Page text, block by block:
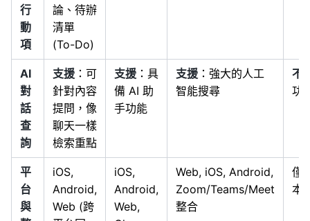
行
動
項
論、待辦
清單
(To-Do)
AI
對
話
查
詢
支援 ：可
針對內容
提問，像
聊天一樣
檢索重點
支援 ：具
備 AI 助
手功能
支援 ：強大的人工
智能搜尋
不
功
平
台
與
iOS,
Android,
Web (跨
iOS,
Android,
Web,
Web, iOS, Android,
Zoom/Teams/Meet
整合
僅
本